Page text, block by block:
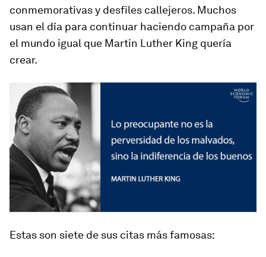
conmemorativas y desfiles callejeros. Muchos
usan el día para continuar haciendo campaña por
el mundo igual que Martin Luther King quería
crear.
Estas son siete de sus citas más famosas: